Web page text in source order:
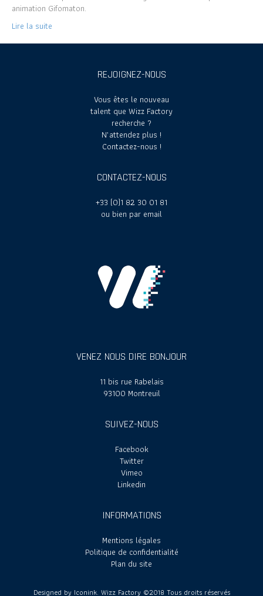
animation Gifomaton.
Lire la suite
REJOIGNEZ-NOUS
Vous êtes le nouveau
talent que Wizz Factory
recherche ?
N’attendez plus !
Contactez-nous !
CONTACTEZ-NOUS
+33 (0)1 82 30 01 81
ou bien par email
VENEZ NOUS DIRE BONJOUR
11 bis rue Rabelais
93100 Montreuil
SUIVEZ-NOUS
Facebook
Twitter
Vimeo
Linkedin
INFORMATIONS
Mentions légales
Politique de confidentialité
Plan du site
Designed by Iconink. Wizz Factory ©2018 Tous droits réservés